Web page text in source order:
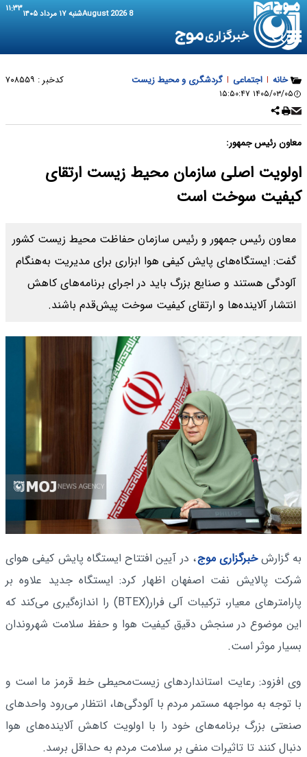
8 August 2026 شنبه ۱۷ مرداد ۱۴۰۵ ۱۱:۳۳
خانه | اجتماعی | گردشگری و محیط زیست کدخبر : ۷۰۸۵۵۹
۱۴۰۵/۰۳/۰۵ ۱۵:۵۰:۴۷
معاون رئیس جمهور:
اولویت اصلی سازمان محیط زیست ارتقای
کیفیت سوخت است
معاون رئیس جمهور و رئیس سازمان حفاظت محیط زیست کشور
گفت: ایستگاه‌های پایش کیفی هوا ابزاری برای مدیریت به‌هنگام
آلودگی هستند و صنایع بزرگ باید در اجرای برنامه‌های کاهش
انتشار آلاینده‌ها و ارتقای کیفیت سوخت پیش‌قدم باشند.
به گزارشخبرگزاری موج، در آیین افتتاح ایستگاه پایش کیفی هوای
شرکت پالایش نفت اصفهان اظهار کرد: ایستگاه جدید علاوه بر
پارامترهای معیار، ترکیبات آلی فرار(BTEX) را اندازه‌گیری می‌کند که
این موضوع در سنجش دقیق کیفیت هوا و حفظ سلامت شهروندان
بسیار موثر است.
وی افزود: رعایت استانداردهای زیست‌محیطی خط قرمز ما است و
با توجه به مواجهه مستمر مردم با آلودگی‌ها، انتظار می‌رود واحدهای
صنعتی بزرگ برنامه‌های خود را با اولویت کاهش آلاینده‌های هوا
دنبال کنند تا تاثیرات منفی بر سلامت مردم به حداقل برسد.